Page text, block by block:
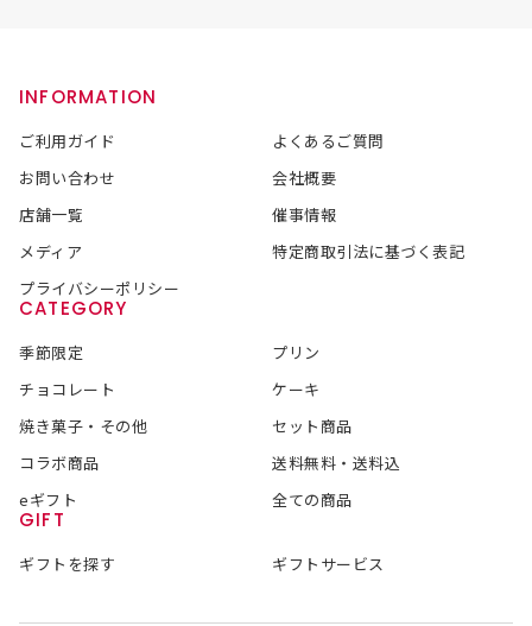
INFORMATION
ご利用ガイド
よくあるご質問
お問い合わせ
会社概要
店舗一覧
催事情報
メディア
特定商取引法に基づく表記
プライバシーポリシー
CATEGORY
季節限定
プリン
チョコレート
ケーキ
焼き菓子・その他
セット商品
コラボ商品
送料無料・送料込
eギフト
全ての商品
GIFT
ギフトを探す ギフトサービス